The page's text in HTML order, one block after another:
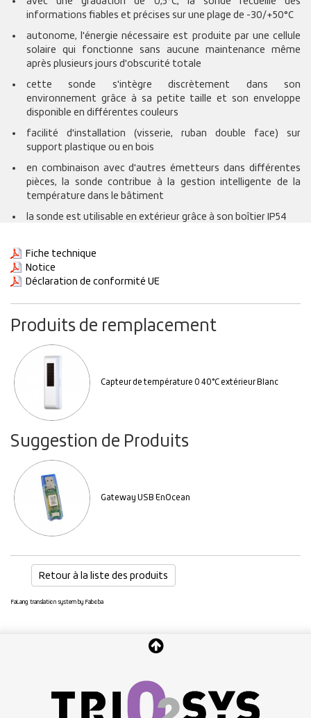
informations fiables et précises sur une plage de -30/+50°C
autonome, l'énergie nécessaire est produite par une cellule
solaire qui fonctionne sans aucune maintenance même
après plusieurs jours d'obscurité totale
cette sonde s'intègre discrètement dans son
environnement grâce à sa petite taille et son enveloppe
disponible en différentes couleurs
facilité d'installation (visserie, ruban double face) sur
support plastique ou en bois
en combinaison avec d'autres émetteurs dans différentes
pièces, la sonde contribue à la gestion intelligente de la
température dans le bâtiment
la sonde est utilisable en extérieur grâce à son boîtier IP54
Fiche technique
Notice
Déclaration de conformité UE
Produits de remplacement
Capteur de température 0 40°C extérieur Blanc
Suggestion de Produits
Gateway USB EnOcean
Retour à la liste des produits
FaLang translation system by Faboba